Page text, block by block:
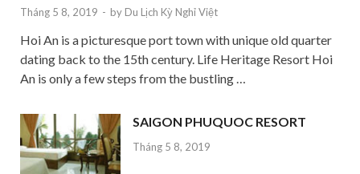
Tháng 5 8, 2019 - by Du Lịch Kỳ Nghỉ Việt
Hoi An is a picturesque port town with unique old quarter
dating back to the 15th century. Life Heritage Resort Hoi
An is only a few steps from the bustling …
SAIGON PHUQUOC RESORT
Tháng 5 8, 2019